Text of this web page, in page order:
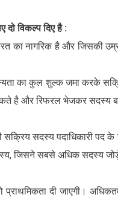
विकल्प दिए है :
भारत का नागरिक है और
का कुल शुल्क जमा करके
है और रिफरल भेजकर सदस्य
सक्रिय सदस्य पदाधिकारी पद
जिसने सबसे अधिक सदस्य
प्राथमिकता दी जाएगी।